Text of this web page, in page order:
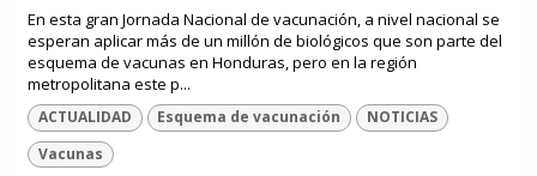
En esta gran Jornada Nacional de vacunación, a nivel nacional se
esperan aplicar más de un millón de biológicos que son parte del
esquema de vacunas en Honduras, pero en la región
metropolitana este p...
ACTUALIDAD Esquema de vacunación
NOTICIAS
Vacunas